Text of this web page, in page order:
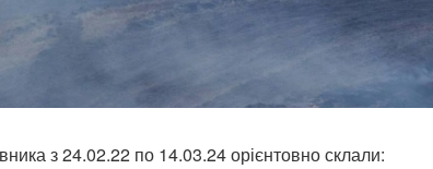
з 24.02.22 по 14.03.24 орієнтовно склали: